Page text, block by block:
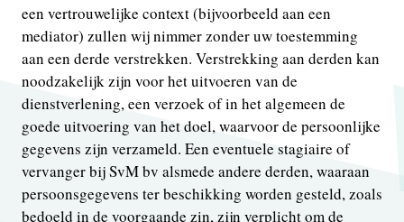
een vertrouwelijke context (bijvoorbeeld aan een
mediator) zullen wij nimmer zonder uw toestemming
aan een derde verstrekken. Verstrekking aan derden kan
noodzakelijk zijn voor het uitvoeren van de
dienstverlening, een verzoek of in het algemeen de
goede uitvoering van het doel, waarvoor de persoonlijke
gegevens zijn verzameld. Een eventuele stagiaire of
vervanger bij SvM bv alsmede andere derden, waaraan
persoonsgegevens ter beschikking worden gesteld, zoals
bedoeld in de voorgaande zin, zijn verplicht om de